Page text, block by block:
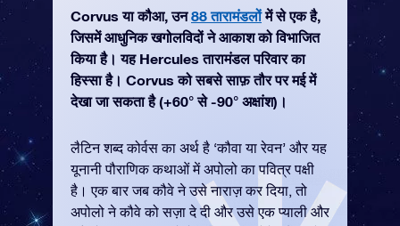
Corvus या कौआ, उन88 तारामंडलोंमें से एक है,
जिसमें आधुनिक खगोलविदों ने आकाश को विभाजित
किया है। यह Hercules तारामंडल परिवार का
हिस्सा है। Corvus को सबसे साफ़ तौर पर मई में
देखा जा सकता है (+60° से -90° अक्षांश)।
लैटिन शब्द कोर्वस का अर्थ है ‘कौवा या रेवन’ और यह
यूनानी पौराणिक कथाओं में अपोलो का पवित्र पक्षी
है। एक बार जब कौवे ने उसे नाराज़ कर दिया, तो
अपोलो ने कौवे को सज़ा दे दी और उसे एक प्याली और